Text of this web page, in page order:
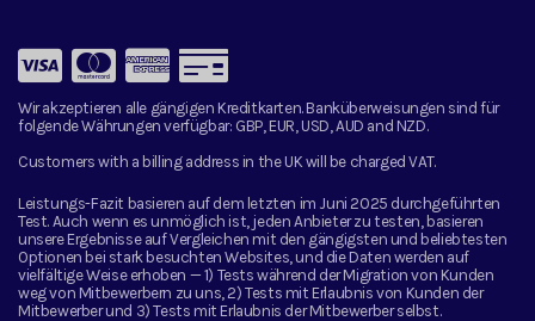
Wir akzeptieren alle gängigen Kreditkarten. Banküberweisungen sind für
folgende Währungen verfügbar: GBP, EUR, USD, AUD and NZD.
Customers with a billing address in the UK will be charged VAT.
Leistungs-Fazit basieren auf dem letzten im Juni 2025 durchgeführten
Test. Auch wenn es unmöglich ist, jeden Anbieter zu testen, basieren
unsere Ergebnisse auf Vergleichen mit den gängigsten und beliebtesten
Optionen bei stark besuchten Websites, und die Daten werden auf
vielfältige Weise erhoben — 1) Tests während der Migration von Kunden
weg von Mitbewerbern zu uns, 2) Tests mit Erlaubnis von Kunden der
Mitbewerber und 3) Tests mit Erlaubnis der Mitbewerber selbst.